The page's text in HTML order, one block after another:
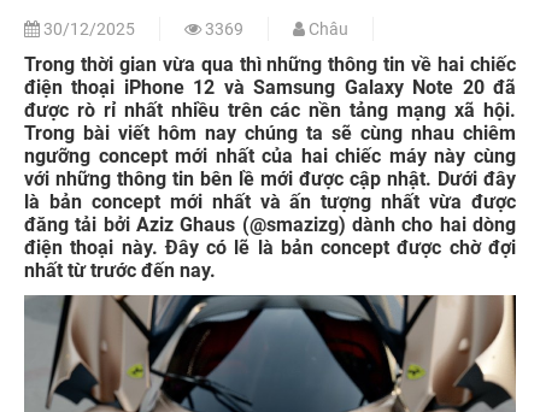
30/12/2025 3369 Châu
Trong thời gian vừa qua thì những thông tin về hai chiếc
điện thoại iPhone 12 và Samsung Galaxy Note 20 đã
được rò rỉ nhất nhiều trên các nền tảng mạng xã hội.
Trong bài viết hôm nay chúng ta sẽ cùng nhau chiêm
ngưỡng concept mới nhất của hai chiếc máy này cùng
với những thông tin bên lề mới được cập nhật. Dưới đây
là bản concept mới nhất và ấn tượng nhất vừa được
đăng tải bởi Aziz Ghaus (@smazizg) dành cho hai dòng
điện thoại này. Đây có lẽ là bản concept được chờ đợi
nhất từ trước đến nay.